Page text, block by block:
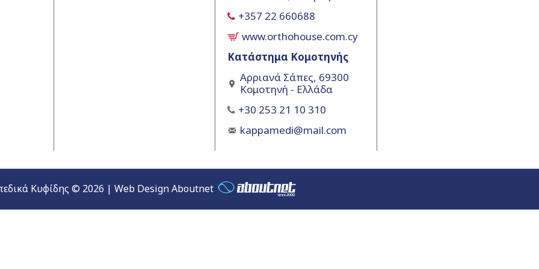
+357 22 660688
www.orthohouse.com.cy
Κατάστημα Κομοτηνής
Αρριανά Σάπες, 69300
Κομοτηνή - Ελλάδα
+30 253 21 10 310
kappamedi@mail.com
Κυφίδης © 2026 | Web Design Aboutnet